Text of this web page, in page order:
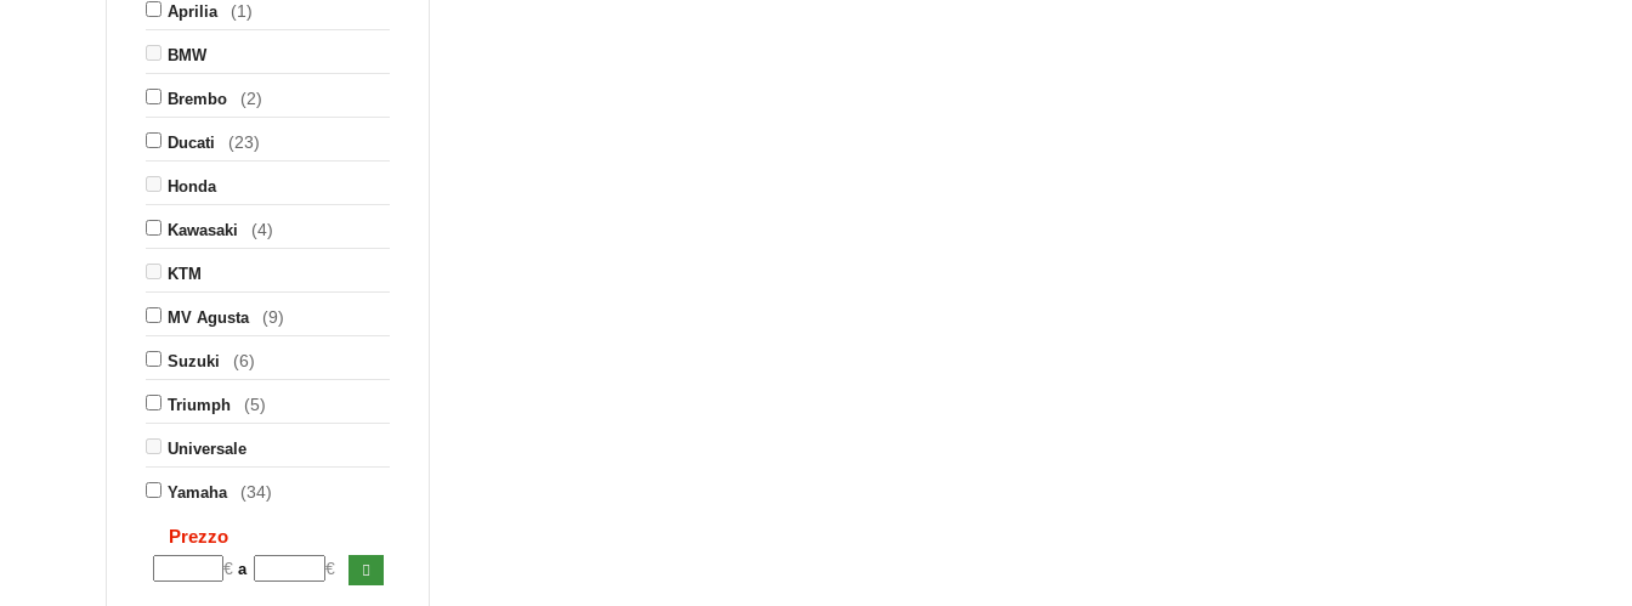
Aprilia (1)
BMW
Brembo (2)
Ducati (23)
Honda
Kawasaki (4)
KTM
MV Agusta (9)
Suzuki (6)
Triumph (5)
Universale
Yamaha (34)
Prezzo
€a €